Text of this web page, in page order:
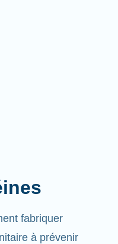
fabriquer
à prévenir